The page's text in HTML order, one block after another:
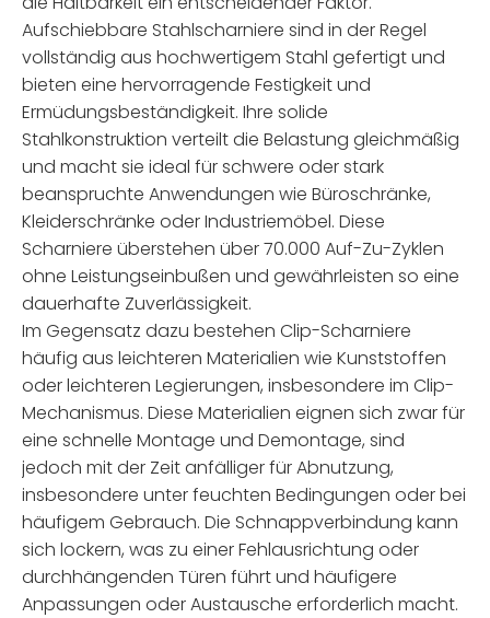
Aufschiebbare Stahlscharniere sind in der Regel
vollständig aus hochwertigem Stahl gefertigt und
bieten eine hervorragende Festigkeit und
Ermüdungsbeständigkeit. Ihre solide
Stahlkonstruktion verteilt die Belastung gleichmäßig
und macht sie ideal für schwere oder stark
beanspruchte Anwendungen wie Büroschränke,
Kleiderschränke oder Industriemöbel. Diese
Scharniere überstehen über 70.000 Auf-Zu-Zyklen
ohne Leistungseinbußen und gewährleisten so eine
dauerhafte Zuverlässigkeit.
Im Gegensatz dazu bestehen Clip-Scharniere
häufig aus leichteren Materialien wie Kunststoffen
oder leichteren Legierungen, insbesondere im Clip-
Mechanismus. Diese Materialien eignen sich zwar für
eine schnelle Montage und Demontage, sind
jedoch mit der Zeit anfälliger für Abnutzung,
insbesondere unter feuchten Bedingungen oder bei
häufigem Gebrauch. Die Schnappverbindung kann
sich lockern, was zu einer Fehlausrichtung oder
durchhängenden Türen führt und häufigere
Anpassungen oder Austausche erforderlich macht.